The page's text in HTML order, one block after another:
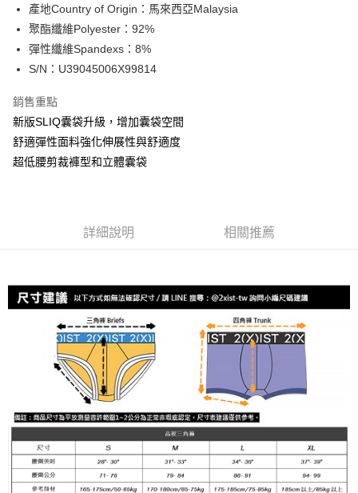
上海商業儲蓄銀行
台北富邦商業銀行
國泰世華商業銀行
臺灣中小企業銀行
元大商業銀行
台新國際商業銀行
台灣樂天信用卡公司
LINE Pay
Apple Pay
街口支付
悠遊付
全盈+PAY
AFTEE先享後付
１．簡單：不需註冊會員、不需綁卡、不需儲值。
【「AFTEE先享後付」結帳流程】
１．於結帳方式選擇「AFTEE先享後付」後，將跳轉至「AFTEE先享後付」
結帳頁面，進行簡訊認證並確認金額後，即可完成結帳。
２．訂單成立數日內，您將收到繳費通知簡訊。
３．收到繳費通知簡訊後14天內，點擊此簡訊中的連結，可透過四大超商／
ATM／網路銀行／等多元方式進行付款，方視為交易完成。
※ 請注意：結帳手續完成當下不需立刻繳費，但若您需要取消訂單，請聯絡
購買商品的店家。未經商家同意取消之訂單仍視為有效，需透過AFTEE先享
後付繳納相關費用。
※ 交易是否成功請以「AFTEE先享後付 」之結帳頁面顯示為準，若有關於
是否繳費成功／繳費後需取消欲退款等相關疑問，請聯繫「AFTEE先享後付
客戶支援中心」https://netprotections.freshdesk.com/support/home
【注意事項】
每筆NT$80，滿NT$1,200(含以上)免運費
付款後全家取貨
每筆NT$80，滿NT$1,200(含以上)免運費
7-11取貨付款
每筆NT$80，滿NT$1,200(含以上)免運費
付款後7-11取貨
每筆NT$80，滿NT$1,200(含以上)免運費
宅配
產地Country of Origin：馬來西亞Malaysia
聚酯纖維Polyester：92%
彈性纖維Spandexs：8%
S/N：U39045006X99814
銷售重點
新版SLIQ囊袋升級，增加囊袋空間
舒適彈性面料強化伸展性與舒適度
超低腰剪裁褲型和立體囊袋
詳細說明 相關推薦